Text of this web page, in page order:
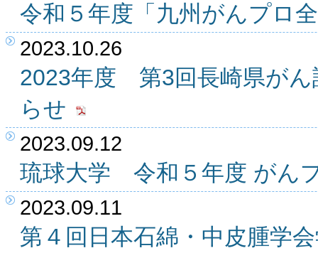
令和５年度「九州がんプロ
2023.10.26
2023年度 第3回長崎県がん
らせ
2023.09.12
琉球大学 令和５年度 がん
2023.09.11
第４回日本石綿・中皮腫学